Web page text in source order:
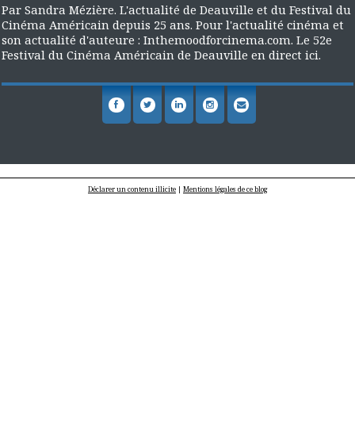
Par Sandra Mézière. L'actualité de Deauville et du Festival du
Cinéma Américain depuis 25 ans. Pour l'actualité cinéma et
son actualité d'auteure : Inthemoodforcinema.com. Le 52e
Festival du Cinéma Américain de Deauville en direct ici.
Déclarer un contenu illicite | Mentions légales de ce blog